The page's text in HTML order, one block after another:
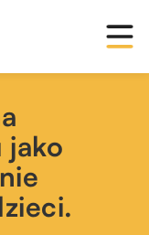
jako